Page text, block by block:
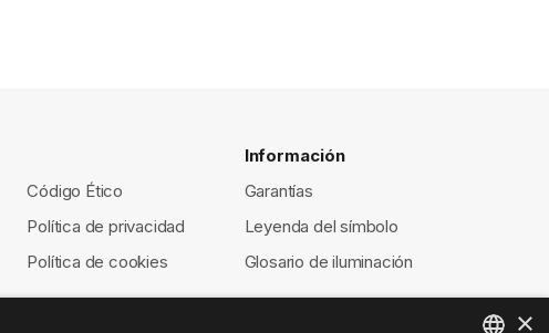
Código Ético
Política de privacidad
Política de cookies
Información
Garantías
Leyenda del símbolo
Glosario de iluminación
×